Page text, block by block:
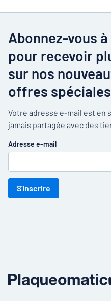
Abonnez-vous
pour recevoir
sur nos
offres
Votre adresse e-mail est en
jamais partagée avec des
Adresse e-mail
S'inscrire